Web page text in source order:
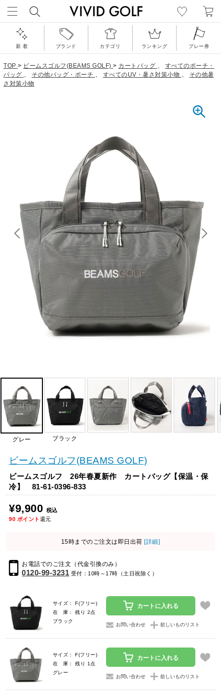
新 着 ブランド カテゴリ ランキング プレー券
TOP > ビームスゴルフ(BEAMS GOLF) > カートバッグ 、 すべてのポーチ・
バッグ 、 その他バッグ・ポーチ 、 すべてのUV・暑さ対策小物 、
その他暑
さ対策小物
グレー ブラック
ビームスゴルフ(BEAMS GOLF)
ビームスゴルフ 26年春夏新作 カートバッグ【保温・保
冷】 81-61-0396-833
¥9,900 税込
90 ポイント 還元
15時までのご注文は即日出荷 [詳細]
お電話でのご注文（代金引換のみ）
0120-99-3231 受付：10時～17時（土日祝除く）
サイズ： F(フリー)
在 庫： 残り 2点
ブラック
カートに入れる
お問い合わせ 欲しいものリスト
サイズ： F(フリー)
在 庫： 残り 1点
グレー
カートに入れる
お問い合わせ 欲しいものリスト